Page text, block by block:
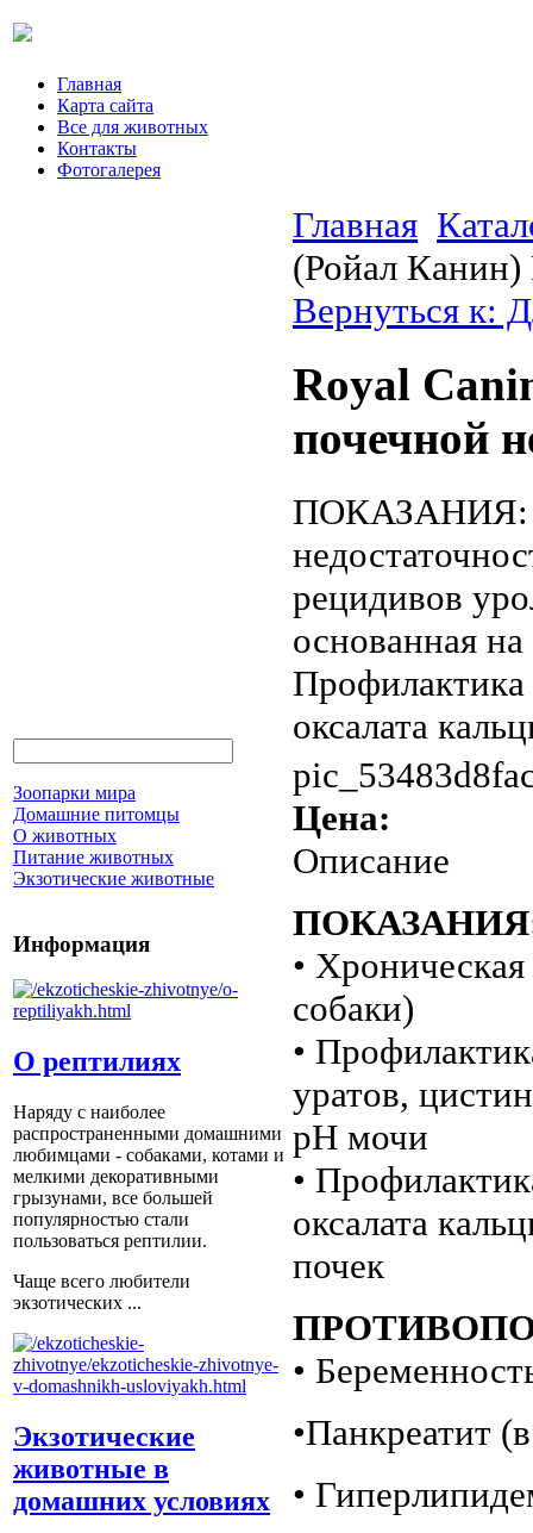
Главная
Карта сайта
Все для животных
Контакты
Фотогалерея
Зоопарки мира
Домашние питомцы
О животных
Питание животных
Экзотические животные
Информация
О рептилиях
Наряду с наиболее
распространенными домашними
любимцами - собаками, котами и
мелкими декоративными
грызунами, все большей
популярностью стали
пользоваться рептилии.
Чаще всего любители
экзотических ...
Экзотические
животные в
домашних условиях
Главная
(Ройал Канин)
Вернуться к:
Royal
почечной
ПОКАЗАНИЯ: •
рецидивов
основанная
Профилактика
оксалата
Цена:
Описание
•
собаки)
•
уратов,
pH мочи
•
оксалата
почек
•
•Панкреатит
•